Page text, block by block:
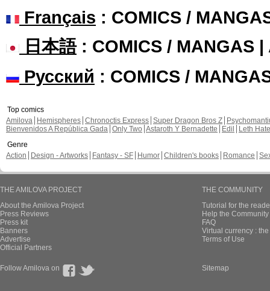
Français : COMICS /
日本語: COMICS / MANGAS |
Русский : COMICS /
Top comics
Amilova
Hemispheres Chronoctis Express Super Dragon Bros Z
Bienvenidos A República Gada Only Two Astaroth Y Bernadette Edil
Leth Hate
Genre
Action
Design - Artworks Fantasy - SF Humor Children's books Romance
THE AMILOVA PROJECT
About the Amilova Project
Press Reviews
Press kit
Banners
Advertise
Official Partners
THE COMMUNITY
Tutorial for the
Help the
FAQ
Virtual currency :
Terms of Use
Follow Amilova on Sitemap